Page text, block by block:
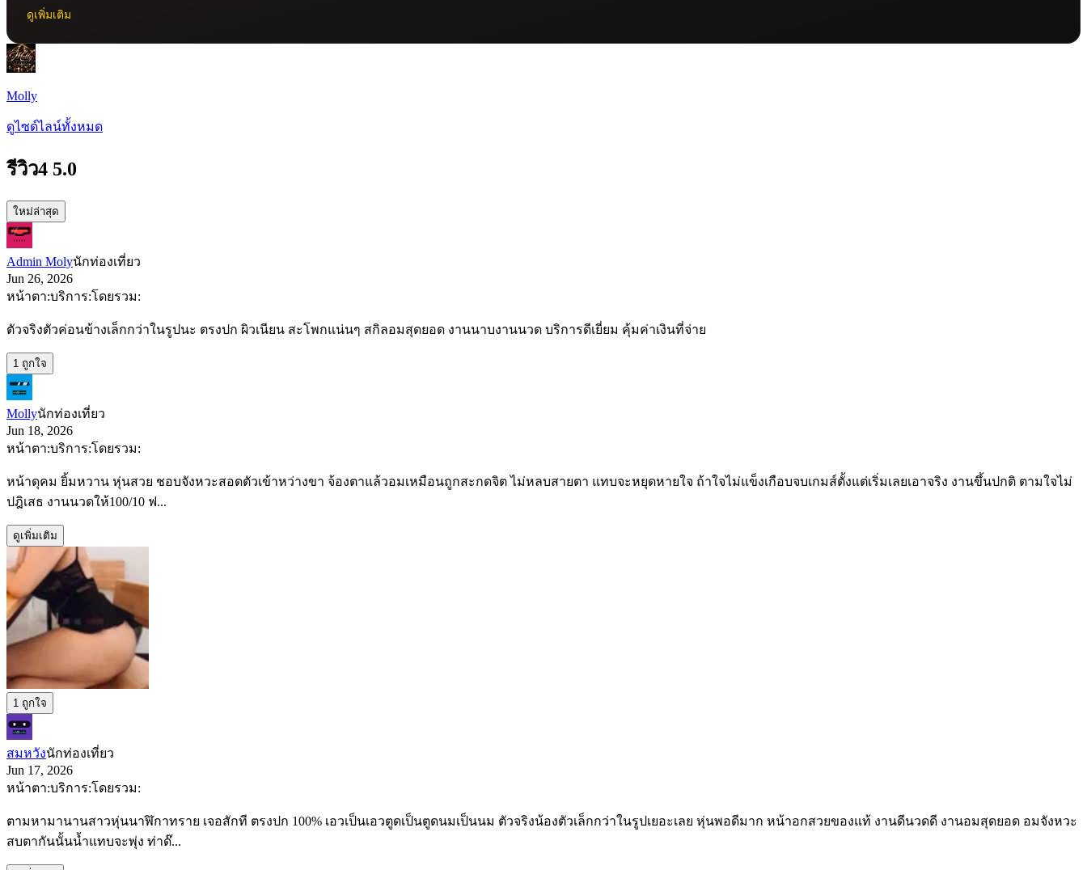
ดูเพิ่มเติม
Molly
ดูไซด์ไลน์ทั้งหมด
รีวิว4 5.0
ใหม่ล่าสุด
Admin Molyนักท่องเที่ยว
Jun 26, 2026
หน้าตา:บริการ:โดยรวม:
ตัวจริงตัวค่อนข้างเล็กกว่าในรูปนะ ตรงปก ผิวเนียน สะโพกแน่นๆ สกิลอมสุดยอด งานนาบงานนวด บริการดีเยี่ยม คุ้มค่าเงินที่จ่าย
1 ถูกใจ
Mollyนักท่องเที่ยว
Jun 18, 2026
หน้าตา:บริการ:โดยรวม:
หน้าดุคม ยิ้มหวาน หุ่นสวย ชอบจังหวะสอดตัวเข้าหว่างขา จ้องตาแล้วอมเหมือนถูกสะกดจิต ไม่หลบสายตา แทบจะหยุดหายใจ ถ้าใจไม่แข็งเกือบจบเกมส์ตั้งแต่เริ่มเลยเอาจริง งานขึ้นปกติ ตามใจไม่
ปฎิเสธ งานนวดให้100/10 ฟ...
ดูเพิ่มเติม
1 ถูกใจ
สมหวังนักท่องเที่ยว
Jun 17, 2026
หน้าตา:บริการ:โดยรวม:
ตามหามานานสาวหุ่นนาฬิกาทราย เจอสักที ตรงปก 100% เอวเป็นเอวตูดเป็นตูดนมเป็นนม ตัวจริงน้องตัวเล็กกว่าในรูปเยอะเลย หุ่นพอดีมาก หน้าอกสวยของแท้ งานดีนวดดี งานอมสุดยอด อมจังหวะ
สบตากันนั้นน้ำแทบจะพุ่ง ท่าด๊...